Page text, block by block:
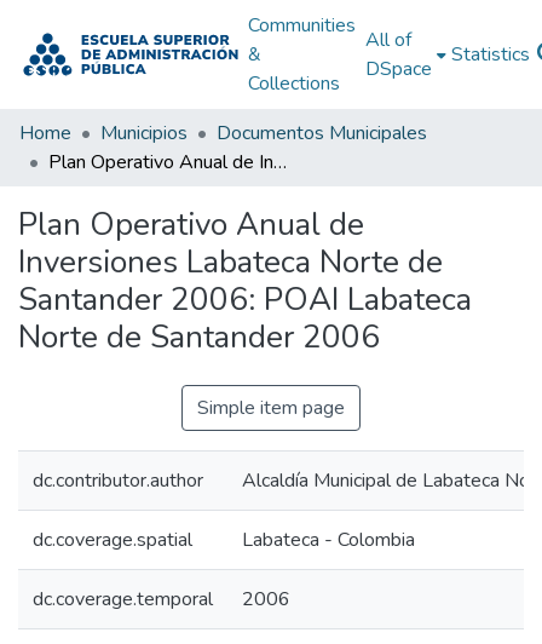
Communities
&
Collections
All of
DSpace
Statistics
Home Municipios
Documentos Municipales
Plan Operativo Anual de Inversiones Labateca Norte de Santander 2006: POAI Labateca Norte de Santander 2006
Plan Operativo Anual de
Inversiones Labateca Norte de
Santander 2006: POAI Labateca
Norte de Santander 2006
Simple item page
dc.contributor.author Alcaldía Municipal de Labateca
dc.coverage.spatial Labateca - Colombia
dc.coverage.temporal 2006